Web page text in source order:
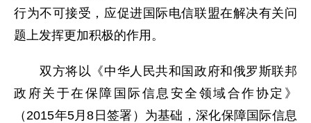
行为不可接受，应促进国际电信联盟在解决有关问
题上发挥更加积极的作用。
双方将以《中华人民共和国政府和俄罗斯联邦
政府关于在保障国际信息安全领域合作协定》
（2015年5月8日签署）为基础，深化保障国际信息